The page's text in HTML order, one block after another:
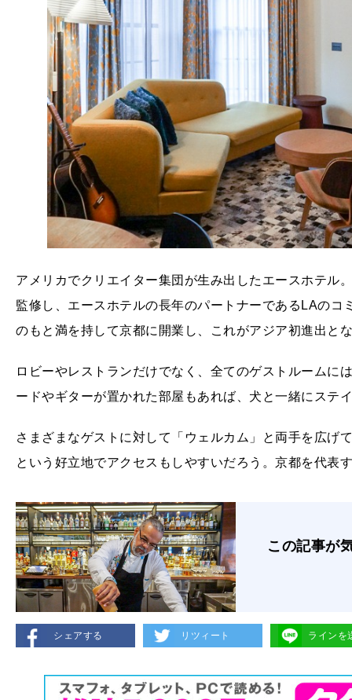
アメリカでクリエイター集団が生み出したエースホテル
監修し、エースホテルの長年のパートナーであるLAの
のもと満を持して京都に開業し、これがアジア初進出と
ロビーやレストランだけでなく、全てのゲストルームに
ードやギターが置かれた部屋もあれば、犬と一緒にステ
さまざまなゲストに対して「ウェルカム」と両手を広げ
という好立地でアクセスもしやすいだろう。京都を代表
この記事が
シェアする リツィート ラインを